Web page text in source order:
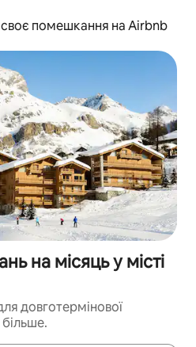
своє помешкання на Airbnb
на місяць у місті
довготермінової